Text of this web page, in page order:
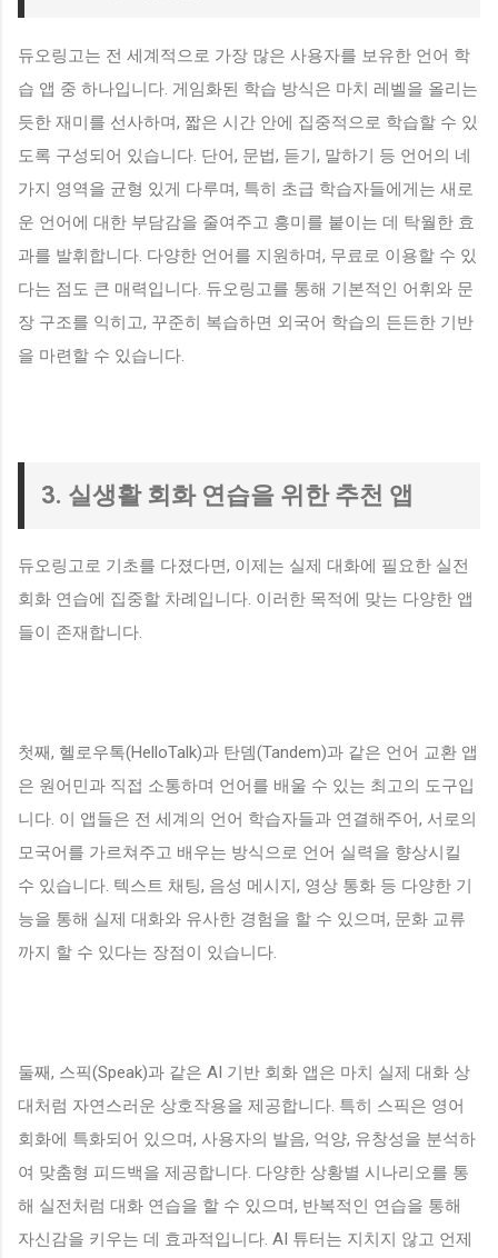
듀오링고는 전 세계적으로 가장 많은 사용자를 보유한 언어 학
습 앱 중 하나입니다. 게임화된 학습 방식은 마치 레벨을 올리는
듯한 재미를 선사하며, 짧은 시간 안에 집중적으로 학습할 수 있
도록 구성되어 있습니다. 단어, 문법, 듣기, 말하기 등 언어의 네
가지 영역을 균형 있게 다루며, 특히 초급 학습자들에게는 새로
운 언어에 대한 부담감을 줄여주고 흥미를 붙이는 데 탁월한 효
과를 발휘합니다. 다양한 언어를 지원하며, 무료로 이용할 수 있
다는 점도 큰 매력입니다. 듀오링고를 통해 기본적인 어휘와 문
장 구조를 익히고, 꾸준히 복습하면 외국어 학습의 든든한 기반
을 마련할 수 있습니다.
3. 실생활 회화 연습을 위한 추천 앱
듀오링고로 기초를 다졌다면, 이제는 실제 대화에 필요한 실전
회화 연습에 집중할 차례입니다. 이러한 목적에 맞는 다양한 앱
들이 존재합니다.
첫째, 헬로우톡(HelloTalk)과 탄뎀(Tandem)과 같은 언어 교환 앱
은 원어민과 직접 소통하며 언어를 배울 수 있는 최고의 도구입
니다. 이 앱들은 전 세계의 언어 학습자들과 연결해주어, 서로의
모국어를 가르쳐주고 배우는 방식으로 언어 실력을 향상시킬
수 있습니다. 텍스트 채팅, 음성 메시지, 영상 통화 등 다양한 기
능을 통해 실제 대화와 유사한 경험을 할 수 있으며, 문화 교류
까지 할 수 있다는 장점이 있습니다.
둘째, 스픽(Speak)과 같은 AI 기반 회화 앱은 마치 실제 대화 상
대처럼 자연스러운 상호작용을 제공합니다. 특히 스픽은 영어
회화에 특화되어 있으며, 사용자의 발음, 억양, 유창성을 분석하
여 맞춤형 피드백을 제공합니다. 다양한 상황별 시나리오를 통
해 실전처럼 대화 연습을 할 수 있으며, 반복적인 연습을 통해
자신감을 키우는 데 효과적입니다. AI 튜터는 지치지 않고 언제